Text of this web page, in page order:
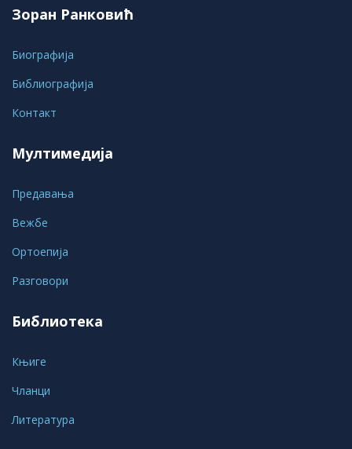
Зоран Ранковић
Биографија
Библиографија
Контакт
Мултимедија
Предавања
Вежбе
Ортоепија
Разговори
Библиотека
Књиге
Чланци
Литература